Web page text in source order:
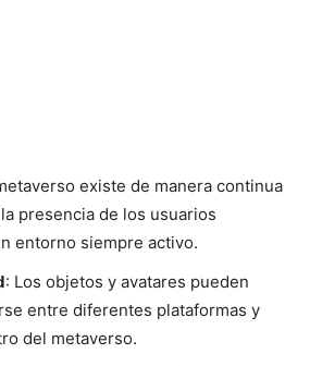
existe de manera continua
presencia de los usuarios
entorno siempre activo.
: Los objetos y avatares pueden
entre diferentes plataformas y
del metaverso.